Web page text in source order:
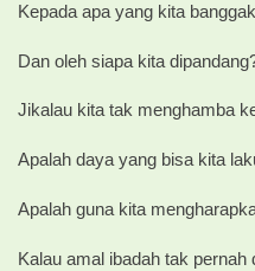
Kepada apa yang kita
Dan oleh siapa kita
Jikalau kita tak menghamba
Apalah daya yang bisa kita
Apalah guna kita
Kalau amal ibadah tak pernah